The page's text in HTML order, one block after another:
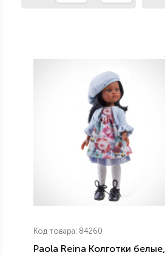
Код товара: 84260
Paola Reina Колготки белые,